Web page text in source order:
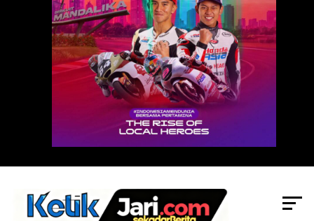
Baca Juga : ITDC Gelar Simulasi
Penanggulangan Kebakaran untuk